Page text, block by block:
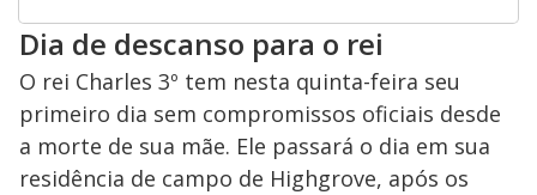
Dia de descanso para o rei
O rei Charles 3º tem nesta quinta-feira seu
primeiro dia sem compromissos oficiais desde
a morte de sua mãe. Ele passará o dia em sua
residência de campo de Highgrove, após os